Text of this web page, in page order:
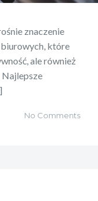
znaczenie
które
ale również
Najlepsze
No Comments